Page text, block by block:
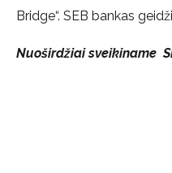
Bridge“. SEB bankas
Nuoširdžiai sveikiname